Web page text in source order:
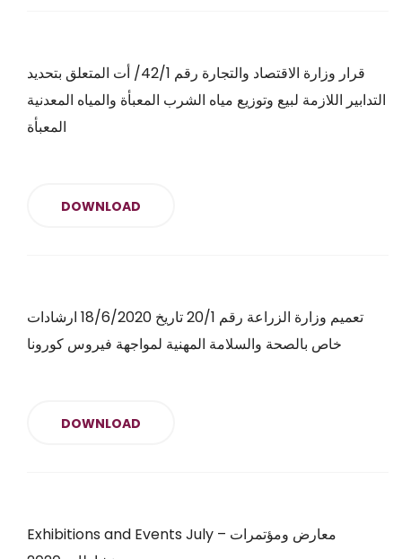
قرار وزارة الاقتصاد والتجارة رقم 42/1/ أت المتعلق بتحديد
التدابير اللازمة لبيع وتوزيع مياه الشرب المعبأة والمياه المعدنية
المعبأة
DOWNLOAD
تعميم وزارة الزراعة رقم 20/1 تاريخ 18/6/2020 ارشادات
خاص بالصحة والسلامة المهنية لمواجهة فيروس كورونا
DOWNLOAD
Exhibitions and Events July معارض ومؤتمرات –